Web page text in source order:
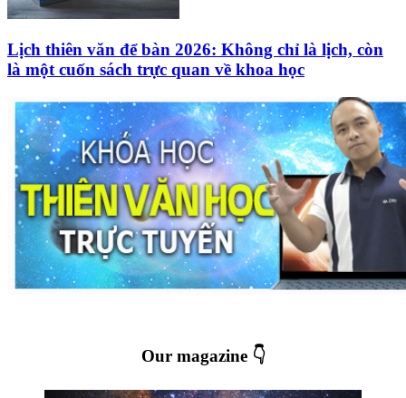
Lịch thiên văn để bàn 2026: Không chỉ là lịch, còn
là một cuốn sách trực quan về khoa học
Our magazine 👇